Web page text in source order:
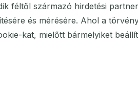
féltől származó hirdetési
és mérésére. Ahol a
kat, mielőtt bármelyiket